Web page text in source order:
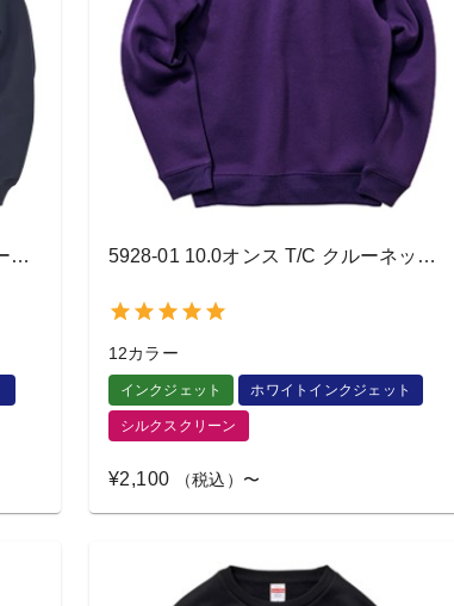
5242-01 10.0オンス ラグランスリーブ クルーネック スウェット（裏パイル） 5928-01 10.0オンス T/C クルーネック スウェット
12カラー
インクジェット ホワイトインクジェット
シルクスクリーン
¥2,100 （税込）〜